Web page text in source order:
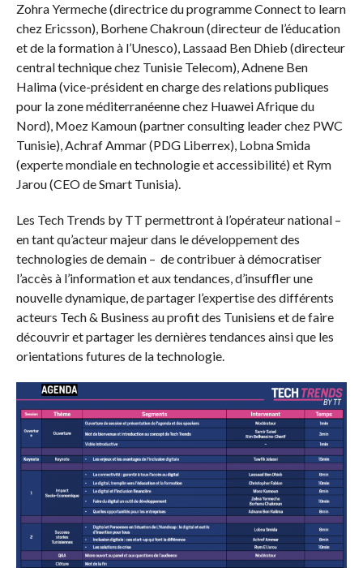
Zohra Yermeche (directrice du programme Connect to learn
chez Ericsson), Borhene Chakroun (directeur de l’éducation
et de la formation à l’Unesco), Lassaad Ben Dhieb (directeur
central technique chez Tunisie Telecom), Adnene Ben
Halima (vice-président en charge des relations publiques
pour la zone méditerranéenne chez Huawei Afrique du
Nord), Moez Kamoun (partner consulting leader chez PWC
Tunisie), Achraf Ammar (PDG Liberrex), Lobna Smida
(experte mondiale en technologie et accessibilité) et Rym
Jarou (CEO de Smart Tunisia).
Les Tech Trends by TT permettront à l’opérateur national –
en tant qu’acteur majeur dans le développement des
technologies de demain – de contribuer à démocratiser
l’accès à l’information et aux tendances, d’insuffler une
nouvelle dynamique, de partager l’expertise des différents
acteurs Tech & Business au profit des Tunisiens et de faire
découvrir et partager les dernières tendances ainsi que les
orientations futures de la technologie.